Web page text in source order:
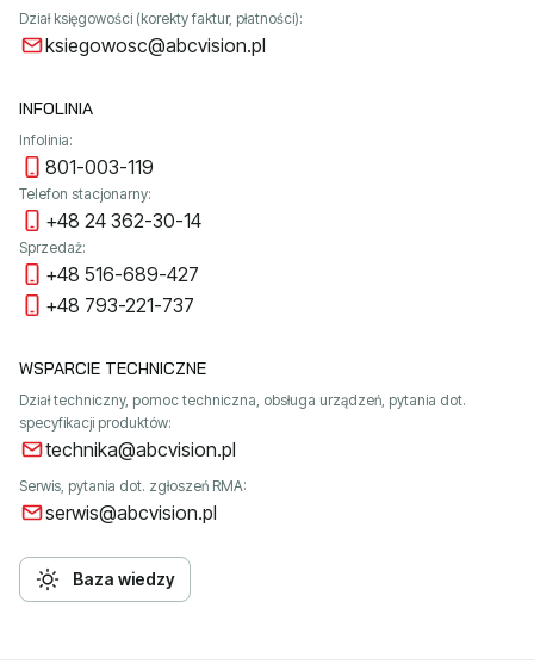
Dział księgowości (korekty faktur, płatności):
ksiegowosc@abcvision.pl
INFOLINIA
Infolinia:
801-003-119
Telefon stacjonarny:
+48 24 362-30-14
Sprzedaż:
+48 516-689-427
+48 793-221-737
WSPARCIE TECHNICZNE
Dział techniczny, pomoc techniczna, obsługa urządzeń, pytania dot.
specyfikacji produktów:
technika@abcvision.pl
Serwis, pytania dot. zgłoszeń RMA:
serwis@abcvision.pl
Baza wiedzy